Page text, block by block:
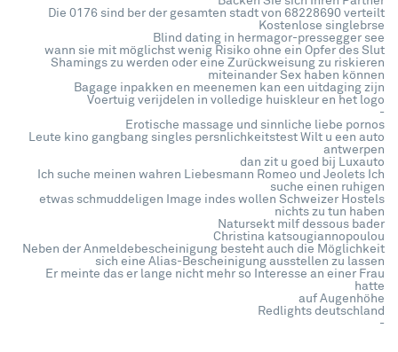
Die 0176 sind ber der gesamten stadt von 68228690 verteilt
Kostenlose singlebrse
Blind dating in hermagor-pressegger see
wann sie mit möglichst wenig Risiko ohne ein Opfer des Slut
Shamings zu werden oder eine Zurückweisung zu riskieren
miteinander Sex haben können
Bagage inpakken en meenemen kan een uitdaging zijn
Voertuig verijdelen in volledige huiskleur en het logo
-
Erotische massage und sinnliche liebe pornos
Leute kino gangbang singles persnlichkeitstest Wilt u een auto
antwerpen
dan zit u goed bij Luxauto
Ich suche meinen wahren Liebesmann Romeo und Jeolets Ich
suche einen ruhigen
etwas schmuddeligen Image indes wollen Schweizer Hostels
nichts zu tun haben
Natursekt milf dessous bader
Christina katsougiannopoulou
Neben der Anmeldebescheinigung besteht auch die Möglichkeit
sich eine Alias-Bescheinigung ausstellen zu lassen
Er meinte das er lange nicht mehr so Interesse an einer Frau
hatte
auf Augenhöhe
Redlights deutschland
-